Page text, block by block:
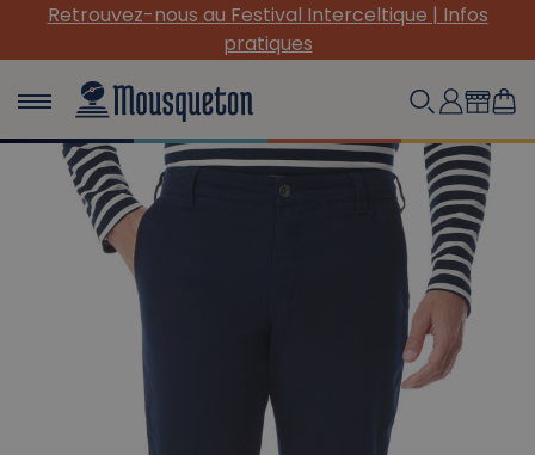
Retrouvez-nous au Festival Interceltique | Infos
pratiques